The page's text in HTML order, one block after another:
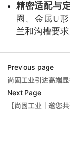
精密适配与
圈、金属U
兰和沟槽要求
Previous page
尚固工业引进高端
Next Page
【尚固工业｜邀您